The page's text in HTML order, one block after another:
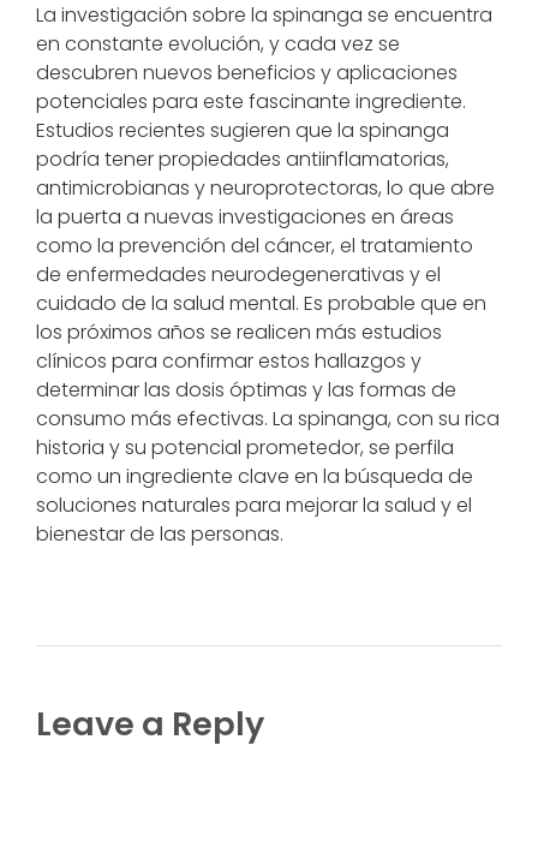
La investigación sobre la spinanga se encuentra
en constante evolución, y cada vez se
descubren nuevos beneficios y aplicaciones
potenciales para este fascinante ingrediente.
Estudios recientes sugieren que la spinanga
podría tener propiedades antiinflamatorias,
antimicrobianas y neuroprotectoras, lo que abre
la puerta a nuevas investigaciones en áreas
como la prevención del cáncer, el tratamiento
de enfermedades neurodegenerativas y el
cuidado de la salud mental. Es probable que en
los próximos años se realicen más estudios
clínicos para confirmar estos hallazgos y
determinar las dosis óptimas y las formas de
consumo más efectivas. La spinanga, con su rica
historia y su potencial prometedor, se perfila
como un ingrediente clave en la búsqueda de
soluciones naturales para mejorar la salud y el
bienestar de las personas.
Leave a Reply